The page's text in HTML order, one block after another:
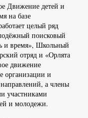
Движение детей и
на базе
целый ряд
поисковый
и время», Школьный
отряд и «Орлята
движение
организации и
а члены
участниками
и молодежи.